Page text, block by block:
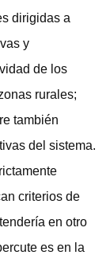
dirigidas a
y
de los
rurales;
también
del sistema.
criterios de
en otro
es en la